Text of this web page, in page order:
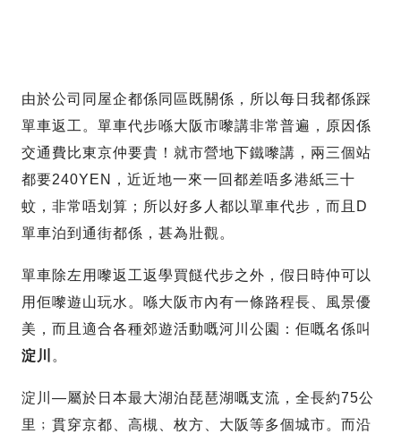
由於公司同屋企都係同區既關係，所以每日我都係踩
單車返工。單車代步喺大阪市嚟講非常普遍，原因係
交通費比東京仲要貴！就市營地下鐵嚟講，兩三個站
都要240YEN，近近地一來一回都差唔多港紙三十
蚊，非常唔划算；所以好多人都以單車代步，而且D
單車泊到通街都係，甚為壯觀。
單車除左用嚟返工返學買餸代步之外，假日時仲可以
用佢嚟遊山玩水。喺大阪市內有一條路程長、風景優
美，而且適合各種郊遊活動嘅河川公園：佢嘅名係叫
淀川
。
淀川—屬於日本最大湖泊琵琶湖嘅支流，全長約75公
里﹔貫穿京都、高槻、枚方、大阪等多個城市。而沿